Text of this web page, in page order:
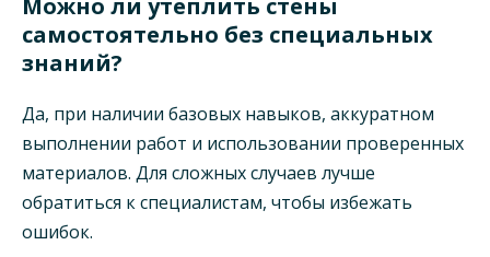
Можно ли утеплить стены
самостоятельно без специальных
знаний?
Да, при наличии базовых навыков, аккуратном
выполнении работ и использовании проверенных
материалов. Для сложных случаев лучше
обратиться к специалистам, чтобы избежать
ошибок.